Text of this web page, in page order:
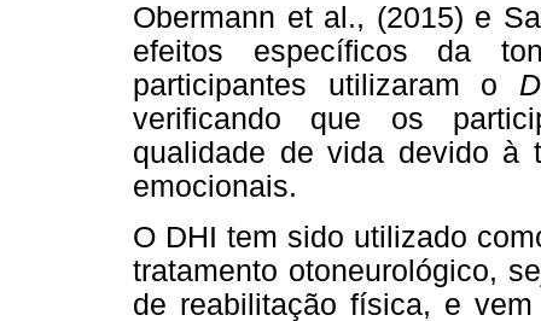
Obermann et al., (2015) e
efeitos específicos da
participantes utilizaram o
verificando que os
qualidade de vida devido à
emocionais.
O DHI tem sido utilizado
tratamento otoneurológico,
de reabilitação física, e